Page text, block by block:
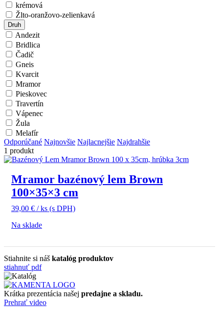
krémová
Žlto-oranžovo-zelienkavá
Druh
Andezit
Bridlica
Čadič
Gneis
Kvarcit
Mramor
Pieskovec
Travertín
Vápenec
Žula
Melafír
Odporúčané Najnovšie Najlacnejšie Najdrahšie
1 produkt
Mramor bazénový lem Brown
100×35×3 cm
39,00 € / ks (s DPH)
Na sklade
Stiahnite si náš katalóg produktov
stiahnuť pdf
Krátka prezentácia našej predajne a skladu.
Prehrať video